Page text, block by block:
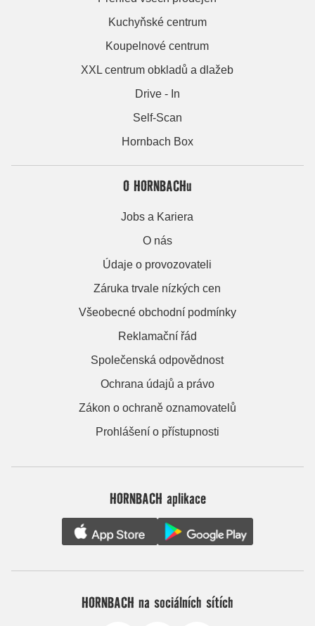
Kuchyňské centrum
Koupelnové centrum
XXL centrum obkladů a dlažeb
Drive - In
Self-Scan
Hornbach Box
O HORNBACHu
Jobs a Kariera
O nás
Údaje o provozovateli
Záruka trvale nízkých cen
Všeobecné obchodní podmínky
Reklamační řád
Společenská odpovědnost
Ochrana údajů a právo
Zákon o ochraně oznamovatelů
Prohlášení o přístupnosti
HORNBACH aplikace
HORNBACH na sociálních sítích